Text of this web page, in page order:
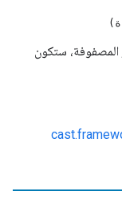
المصفوفة، ستكون